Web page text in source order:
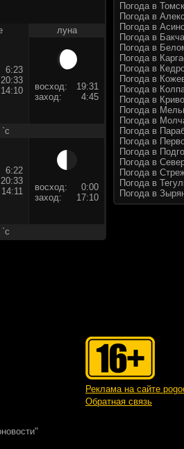
луна
6:23
20:33
14:10 восход:
19:31
заход:
4:45
`c
6:22
20:33
14:11 восход:
0:00
заход:
17:10
`c
Погода в
Погода в
Погода в
Погода в
Погода в
Погода в
Погода в
Погода в
Погода в
Погода в
Погода в
Погода в
Погода в
Погода в
Погода в
Погода в
Погода в
Погода в
Погода в
Реклама на сайте
Обратная связь